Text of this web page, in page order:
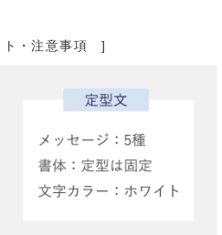
・注意事項 ]